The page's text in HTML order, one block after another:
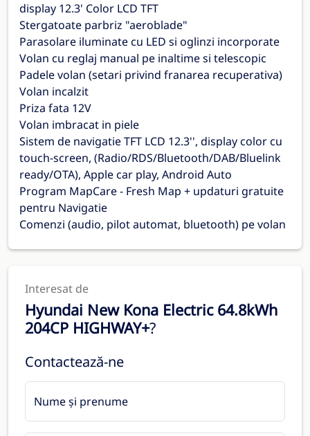
display 12.3' Color LCD TFT
Stergatoate parbriz "aeroblade"
Parasolare iluminate cu LED si oglinzi incorporate
Volan cu reglaj manual pe inaltime si telescopic
Padele volan (setari privind franarea recuperativa)
Volan incalzit
Priza fata 12V
Volan imbracat in piele
Sistem de navigatie TFT LCD 12.3'', display color cu
touch-screen, (Radio/RDS/Bluetooth/DAB/Bluelink
ready/OTA), Apple car play, Android Auto
Program MapCare - Fresh Map + updaturi gratuite
pentru Navigatie
Comenzi (audio, pilot automat, bluetooth) pe volan
Interesat de
Hyundai New Kona Electric 64.8kWh
204CP HIGHWAY+?
Contactează-ne
Nume și prenume